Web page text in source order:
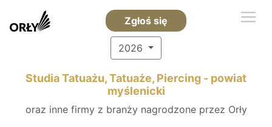
Zgłoś się
2026
Studia Tatuażu, Tatuaże, Piercing - powiat
myślenicki
oraz inne firmy z branży nagrodzone przez Orły